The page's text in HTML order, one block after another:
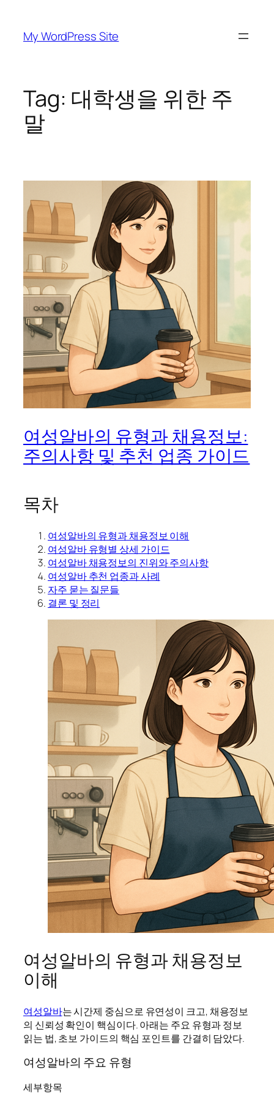
content
My WordPress Site
Tag: 대학생을 위한 주
말
여성알바의 유형과 채용정보:
주의사항 및 추천 업종 가이드
목차
여성알바의 유형과 채용정보 이해
여성알바 유형별 상세 가이드
여성알바 채용정보의 진위와 주의사항
여성알바 추천 업종과 사례
자주 묻는 질문들
결론 및 정리
여성알바의 유형과 채용정보
이해
여성알바는 시간제 중심으로 유연성이 크고, 채용정보
의 신뢰성 확인이 핵심이다. 아래는 주요 유형과 정보
읽는 법, 초보 가이드의 핵심 포인트를 간결히 담았다.
여성알바의 주요 유형
세부항목